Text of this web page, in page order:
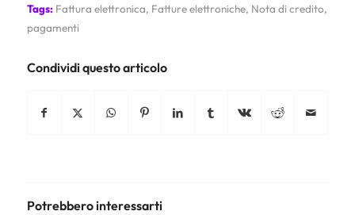
Tags: Fattura elettronica, Fatture elettroniche, Nota di credito,
pagamenti
Condividi questo articolo
Potrebbero interessarti